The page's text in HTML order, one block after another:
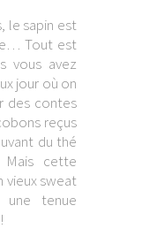
le sapin est
Tout est
vous avez
jour où on
des contes
reçus
du thé
Mais cette
vieux sweat
tenue